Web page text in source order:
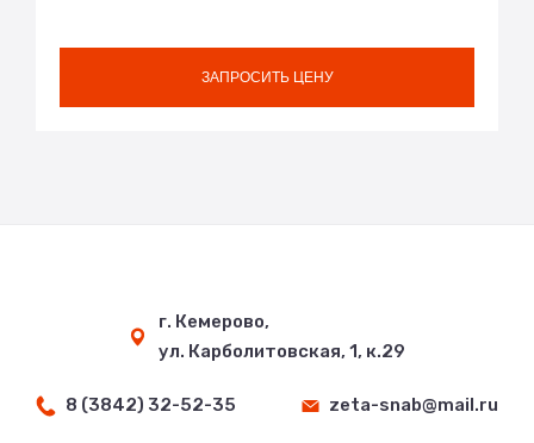
ЗАПРОСИТЬ ЦЕНУ
г. Кемерово,
ул. Карболитовская, 1, к.29
8 (3842) 32-52-35 zeta-snab@mail.ru